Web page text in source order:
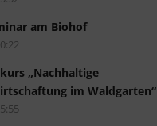
am Biohof
„Nachhaltige
im Waldgarten“